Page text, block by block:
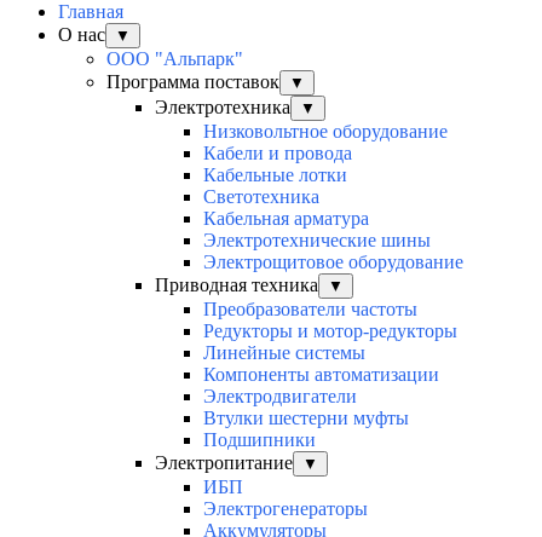
Главная
О нас
▼
ООО "Альпарк"
Программа поставок
▼
Электротехника ▼
Низковольтное оборудование
Кабели и провода
Кабельные лотки
Светотехника
Кабельная арматура
Электротехнические шины
Электрощитовое оборудование
Приводная техника
▼
Преобразователи частоты
Редукторы и мотор-редукторы
Линейные системы
Компоненты автоматизации
Электродвигатели
Втулки шестерни муфты
Подшипники
Электропитание
▼
ИБП
Электрогенераторы
Аккумуляторы